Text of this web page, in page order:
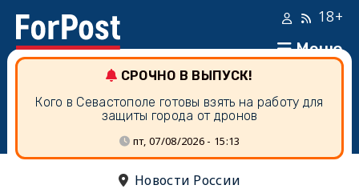
Меню
18+
СРОЧНО В ВЫПУСК!
Кого в Севастополе готовы взять на работу для
защиты города от дронов
пт, 07/08/2026 - 15:13
Новости России